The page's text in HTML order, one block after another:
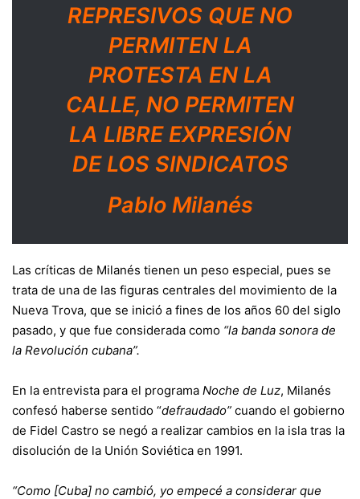
REPRESIVOS QUE NO
PERMITEN LA
PROTESTA EN LA
CALLE, NO PERMITEN
LA LIBRE EXPRESIÓN
DE LOS SINDICATOS
Pablo Milanés
Las críticas de Milanés tienen un peso especial, pues se
trata de una de las figuras centrales del movimiento de la
Nueva Trova, que se inició a fines de los años 60 del siglo
pasado, y que fue considerada como “la banda sonora de
la Revolución cubana”.
En la entrevista para el programa Noche de Luz, Milanés
confesó haberse sentido “defraudado” cuando el gobierno
de Fidel Castro se negó a realizar cambios en la isla tras la
disolución de la Unión Soviética en 1991.
“Como [Cuba] no cambió, yo empecé a considerar que